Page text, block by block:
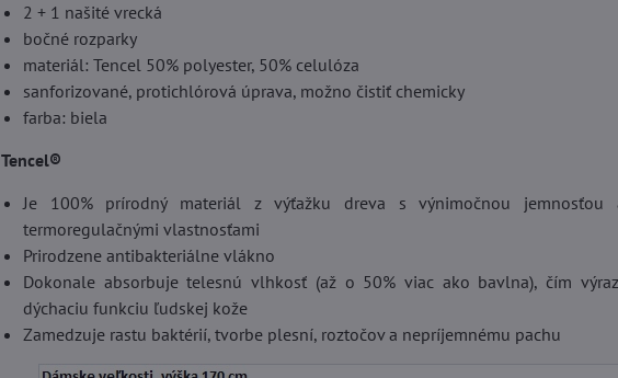
2 + 1 našité vrecká
bočné rozparky
materiál: Tencel 50% polyester, 50% celulóza
sanforizované, protichlórová úprava, možno čistiť chemicky
farba: biela
Tencel®
Je 100% prírodný materiál z výťažku dreva s výnimočnou jemnosťou
termoregulačnými vlastnosťami
Prirodzene antibakteriálne vlákno
Dokonale absorbuje telesnú vlhkosť (až o 50% viac ako bavlna), čím
dýchaciu funkciu ľudskej kože
Zamedzuje rastu baktérií, tvorbe plesní, roztočov a nepríjemnému pachu